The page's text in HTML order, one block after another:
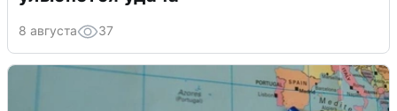
8 августа 37